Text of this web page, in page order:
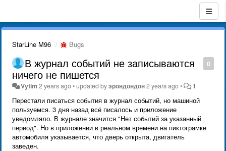
StarLine M96 Bugs
0
В журнал событий не записываются
ничего не пишется
Vytim 2 years ago•updated byэрондондон2 years ago• 1
Перестали писаться события в журнал событий, но машиной
пользуемся. 3 дня назад всё писалось и приложение
уведомляло. В журнале значится "Нет событий за указанный
период". Но в приложении в реальном времени на пиктограмке
автомобиля указывается, что дверь открыта, двигатель
заведен.